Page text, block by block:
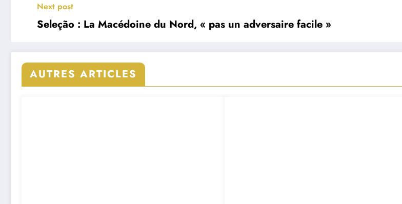
Next post
Seleção : La Macédoine du Nord, « pas un adversaire facile »
AUTRES ARTICLES